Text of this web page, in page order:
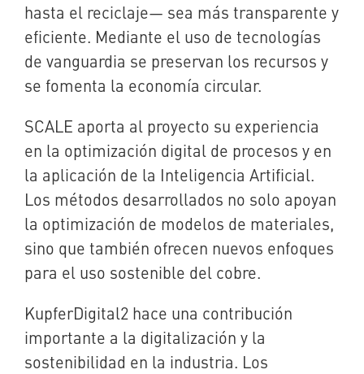
hasta el reciclaje— sea más transparente y
eficiente. Mediante el uso de tecnologías
de vanguardia se preservan los recursos y
se fomenta la economía circular.
SCALE aporta al proyecto su experiencia
en la optimización digital de procesos y en
la aplicación de la Inteligencia Artificial.
Los métodos desarrollados no solo apoyan
la optimización de modelos de materiales,
sino que también ofrecen nuevos enfoques
para el uso sostenible del cobre.
KupferDigital2 hace una contribución
importante a la digitalización y la
sostenibilidad en la industria. Los